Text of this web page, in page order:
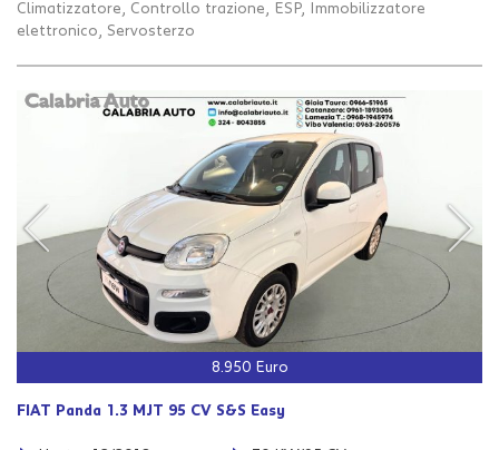
Climatizzatore, Controllo trazione, ESP, Immobilizzatore
elettronico, Servosterzo
8.950 Euro
FIAT Panda 1.3 MJT 95 CV S&S Easy